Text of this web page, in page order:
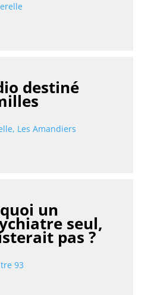
destiné
, Les Amandiers
un
seul,
pas ?
93